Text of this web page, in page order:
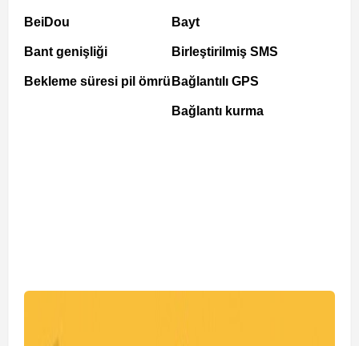
BeiDou
Bant genişliği
Bekleme süresi pil ömrü
Bayt
Birleştirilmiş SMS
Bağlantılı GPS
Bağlantı kurma